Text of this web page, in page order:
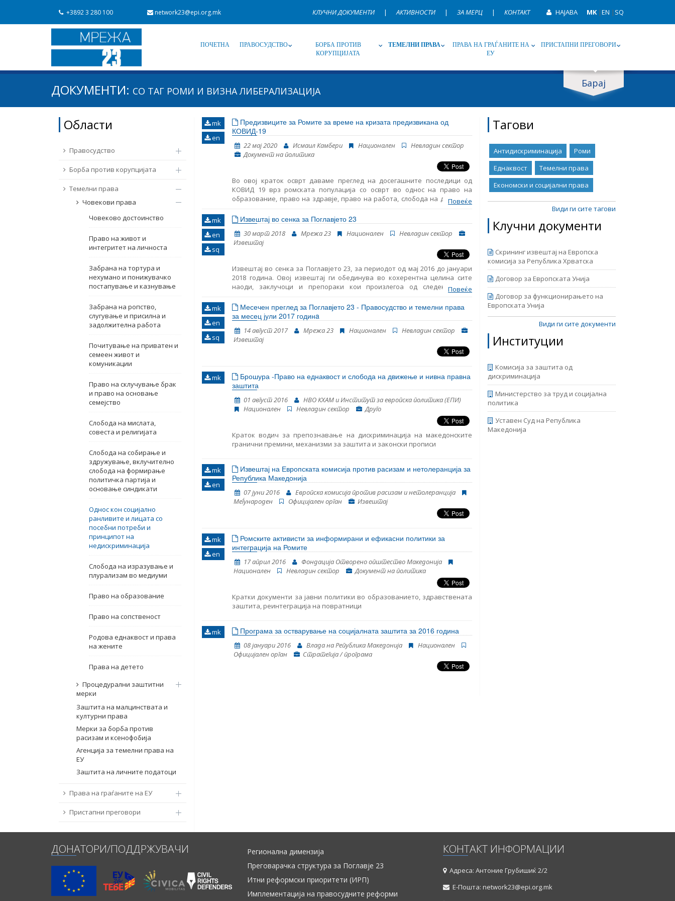
+3892 3 280 100 network23@epi.org.mk КЛУЧНИ ДОКУМЕНТИ | АКТИВНОСТИ | ЗА МЕРЦ | КОНТАКТ НАЈАВА MK|EN | SQ
ПОЧЕТНА ПРАВОСУДСТВО
БОРБА ПРОТИВ
КОРУПЦИЈАТА
ТЕМЕЛНИ ПРАВА
ПРАВА НА ГРАЃАНИТЕ НА
ЕУ
ПРИСТАПНИ ПРЕГОВОРИ
Барај
Барај документи
Датум на објавување Јазик Име, опис или клучен збор
ДОКУМЕНТИ: СО ТАГ РОМИ И ВИЗНА ЛИБЕРАЛИЗАЦИЈА
Области
Правосудство
Борба против корупцијата
Темелни права
Човекови права
Човеково достоинство
Право на живот и
интегритет на личноста
Забрана на тортура и
нехумано и понижувачко
постапување и казнување
Забрана на ропство,
слугување и присилна и
задолжителна работа
Почитување на приватен и
семеен живот и
комуникации
Право на склучување брак
и право на основање
семејство
Слобода на мислата,
совеста и религијата
Слобода на собирање и
здружување, вклучително
слобода на формирање
политичка партија и
основање синдикати
Однос кон социјално
ранливите и лицата со
посебни потреби и
принципот на
недискриминација
Слобода на изразување и
плурализам во медиуми
Право на образование
Право на сопственост
Родова еднаквост и права
на жените
Права на детето
Процедурални заштитни
мерки
Заштита на малцинствата и
културни права
Мерки за борба против
расизам и ксенофобија
Агенција за темелни права на
ЕУ
Заштита на личните податоци
Права на граѓаните на ЕУ
Пристапни преговори
mk
en
Предизвиците за Ромите за време на кризата предизвикана од
КОВИД-19
22 мај 2020 Исмаил Камбери Национален
Невладин сектор
Документ на политика
Во овој краток осврт даваме преглед на досегашните последици од
КОВИД 19 врз ромската популација со осврт во однос на право на
образование, право на здравје, право на работа, слобода на движење,
основни услови за остварување на правата и слободите и активности на
донатори и невладини организации за време на вонредната состојба. На
крајот се споделени препораки категоризирани во секоја област
наведена во документот.
Повеќе
mk
en
sq
Извештај во сенка за Поглавјето 23
30 март 2018 Мрежа 23 Национален
Невладин сектор
Извештај
Извештај во сенка за Поглавјето 23, за периодот од мај 2016 до јануари
2018 година. Овој извештај ги обединува во кохерентна целина сите
наоди, заклучоци и препораки кои произлегоа од следењето на
областите структурирани во Поглавјето 23: правосудство, борба против
корупција и темелни права. Ова е трет Извештај во сенка објавен од
страна на Мрежа 23 и истиот му претходи на новиот Извештај за
напредокот на Република Македонија кој се очекува да биде објавен од
страна на Европската комисија во средината на април. Извештајот е
подготвен во рамките на проектот „Мрежа 23+“, финансиран од
Повеќе
mk
en
sq
Месечен преглед за Поглавјето 23 - Правосудство и темелни права
за месец јули 2017 годинa
14 август 2017 Мрежа 23 Национален
Невладин сектор
Извештај
mk
Брошура -Право на еднаквост и слобода на движење и нивна правна
заштита
01 август 2016
НВО КХАМ и Институт за европска политика (ЕПИ)
Национален
Невладин сектор Друго
Краток водич за препознавање на дискриминација на македонските
гранични премини, механизми за заштита и законски прописи
mk
en
Извештај на Европската комисија против расизам и нетолеранција за
Република Македонија
07 јуни 2016
Европска комисија против расизам и нетолеранција
Mеѓународен
Oфицијален орган Извештај
mk
en
Ромските активисти за информирани и ефикасни политики за
интеграција на Ромите
17 април 2016
Фондација Отворено општество Македонија
Национален
Невладин сектор Документ на политика
Кратки документи за јавни политики во образованието, здравствената
заштита, реинтеграција на повратници
mk Програма за остварување на социјалната заштита за 2016 година
08 јануари 2016 Влада на Република Македонија
Национален
Oфицијален орган
Стратегија / програма
Тагови
Антидискриминација
Роми
Еднаквост
Темелни права
Економски и социјални права
Види ги сите тагови
Клучни документи
Скрининг извештај на Европска
комисија за Република Хрватска
Договор за Европската Унија
Договор за функционирањето на
Европската Унија
Види ги сите документи
Институции
Комисија за заштита од
дискриминација
Министерство за труд и социјална
политика
Уставен Суд на Република
Македонија
ДОНАТОРИ/ПОДДРЖУВАЧИ
Регионална димензија
Преговарачка структура за Поглавје 23
Итни реформски приоритети (ИРП)
Имплементација на правосудните реформи
КОНТАКТ ИНФОРМАЦИИ
Адреса: Антоние Грубишиќ 2/2
Е-Пошта: network23@epi.org.mk